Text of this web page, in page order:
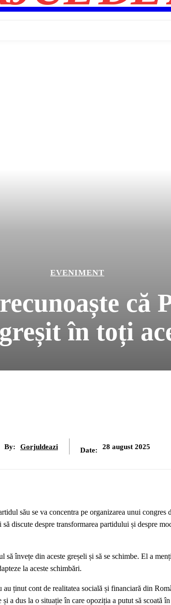
EVENIMENT
că
în toți
By: Gorjuldeazi Date: 28 august 2025
său se va concentra pe organizarea unui congres
discute despre transformarea partidului și despre
învețe din aceste greșeli și să se schimbe. El a
la aceste schimbări.
ținut cont de realitatea socială și financiară din
a dus la o situație în care opoziția a putut să scoată